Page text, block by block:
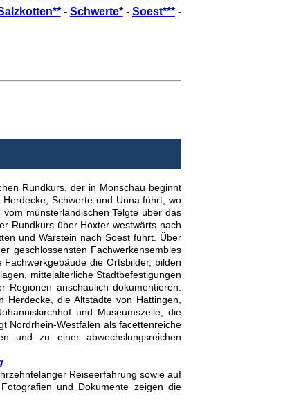
- Schwerte*- Soest***-
Rundkurs, der in Monschau beginnt
Schwerte und Unna führt, wo
münsterländischen Telgte über das
Rundkurs über Höxter westwärts nach
und Warstein nach Soest führt. Über
geschlossensten Fachwerkensembles
die Ortsbilder, bilden
mittelalterliche Stadtbefestigungen
anschaulich dokumentieren.
die Altstädte von Hattingen,
und Museumszeile, die
Nordrhein-Westfalen als facettenreiche
und zu einer abwechslungsreichen
Reiseerfahrung sowie auf
und Dokumente zeigen die